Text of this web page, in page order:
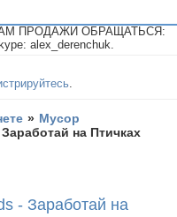
ПРОДАЖИ ОБРАЩАТЬСЯ:
alex_derenchuk.
» Мусор
на Птичках
- Заработай на